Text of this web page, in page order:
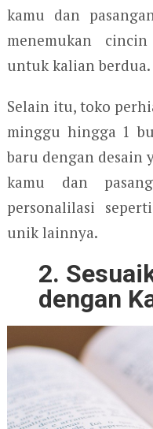
kamu dan
menemukan
untuk kalian berdua.
Selain itu, toko
minggu hingga 1
baru dengan desain
kamu dan
personalilasi
unik lainnya.
2.
dengan